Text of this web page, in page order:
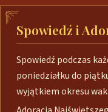
Spowiedź i
Spowiedź podczas
poniedziałku do
wyjątkiem okresu